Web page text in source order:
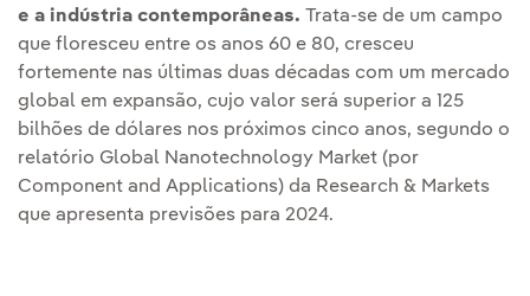
e a indústria contemporâneas. Trata-se de um campo
que floresceu entre os anos 60 e 80, cresceu
fortemente nas últimas duas décadas com um mercado
global em expansão, cujo valor será superior a 125
bilhões de dólares nos próximos cinco anos, segundo o
relatório Global Nanotechnology Market (por
Component and Applications) da Research & Markets
que apresenta previsões para 2024.